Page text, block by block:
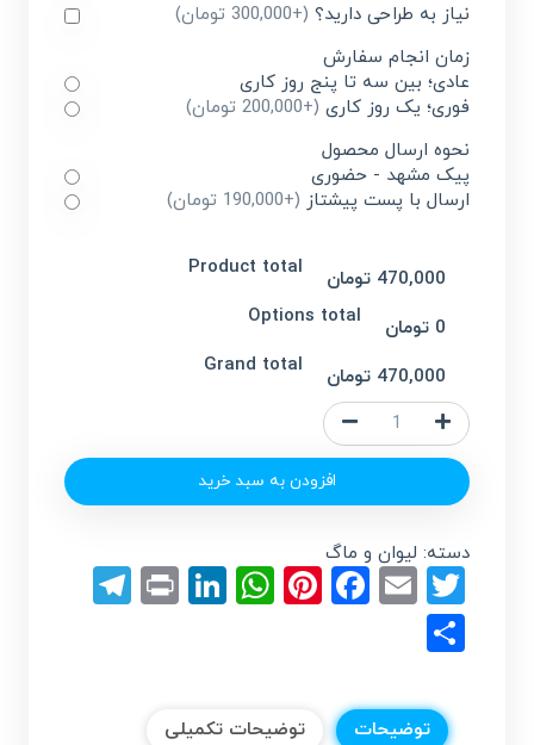
نیاز به طراحی دارید؟ (+300,000 تومان)
زمان انجام سفارش
عادی؛ بین سه تا پنج روز کاری
فوری؛ یک روز کاری (+200,000 تومان)
نحوه ارسال محصول
پیک مشهد - حضوری
ارسال با پست پیشتاز (+190,000 تومان)
Product total
470,000 تومان
Options total
0 تومان
Grand total
470,000 تومان
ماگ
تبریک
روز
افزودن به سبد خرید
دسته: لیوان و ماگ
Twitter
Email
Facebook
Pinterest
WhatsApp
LinkedIn
Print
توضیحات توضیحات تکمیلی